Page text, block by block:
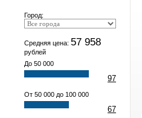
Город:
Средняя цена: 57 958
рублей
До 50 000
97
От 50 000 до 100 000
67